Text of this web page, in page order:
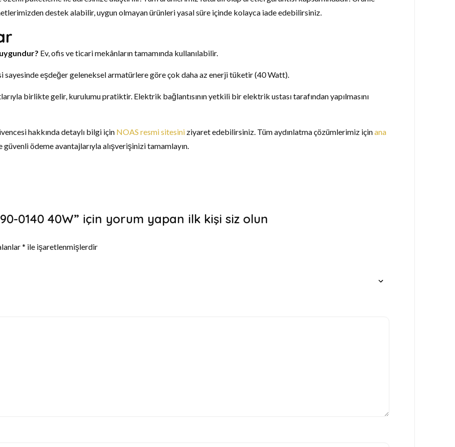
destek alabilir, uygun olmayan ürünleri yasal süre içinde kolayca iade edebilirsiniz.
Ev, ofis ve ticari mekânların tamamında kullanılabilir.
sayesinde eşdeğer geleneksel armatürlere göre çok daha az enerji tüketir (40 Watt).
birlikte gelir, kurulumu pratiktir. Elektrik bağlantısının yetkili bir elektrik ustası tarafından yapılmasını
hakkında detaylı bilgi için NOAS resmi sitesini ziyaret edebilirsiniz. Tüm aydınlatma çözümlerimiz içinana
güvenli ödeme avantajlarıyla alışverişinizi tamamlayın.
0140 40W” için yorum yapan ilk kişi siz olun
* ile işaretlenmişlerdir